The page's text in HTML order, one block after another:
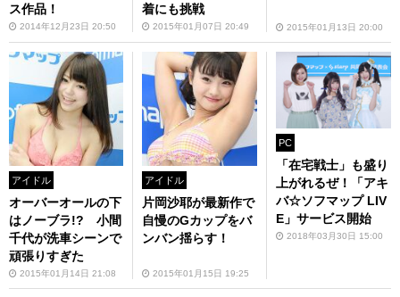
ス作品！
2014年12月23日 20:50
着にも挑戦
2015年01月07日 20:49 2015年01月13日 20:00
アイドル
オーバーオールの下
はノーブラ!? 小間
千代が洗車シーンで
頑張りすぎた
2015年01月14日 21:08
アイドル
片岡沙耶が最新作で
自慢のGカップをバ
ンバン揺らす！
2015年01月15日 19:25
PC
「在宅戦士」も盛り
上がれるぜ！「アキ
バ☆ソフマップ LIV
E」サービス開始
2018年03月30日 15:00